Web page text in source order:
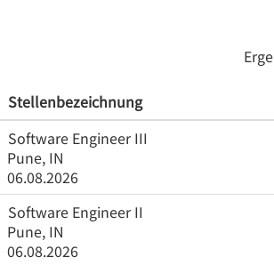
Stellenbezeichnung
Software Engineer III
Pune, IN
06.08.2026
Software Engineer II
Pune, IN
06.08.2026